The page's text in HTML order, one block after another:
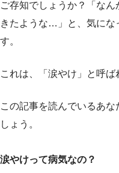
ご存知でしょうか？「な
きたような…」と、気にな
す。
これは、「涙やけ」と呼ば
この記事を読んでいるあ
しょう。
涙やけって病気なの？